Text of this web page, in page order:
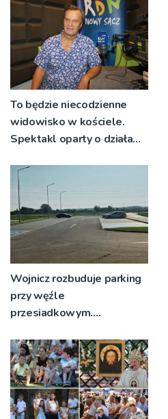
To będzie niecodzienne
widowisko w kościele.
Spektakl oparty o działa
Wojnicz rozbuduje parking
przy węźle
przesiadkowym.
miejsc